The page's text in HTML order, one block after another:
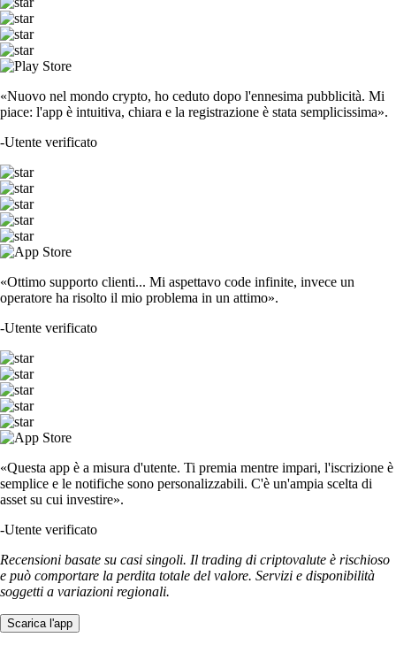
«Nuovo nel mondo crypto, ho ceduto dopo l'ennesima pubblicità. Mi
piace: l'app è intuitiva, chiara e la registrazione è stata semplicissima».
-Utente verificato
«Ottimo supporto clienti... Mi aspettavo code infinite, invece un
operatore ha risolto il mio problema in un attimo».
-Utente verificato
«Questa app è a misura d'utente. Ti premia mentre impari, l'iscrizione è
semplice e le notifiche sono personalizzabili. C'è un'ampia scelta di
asset su cui investire».
-Utente verificato
Recensioni basate su casi singoli. Il trading di criptovalute è rischioso
e può comportare la perdita totale del valore. Servizi e disponibilità
soggetti a variazioni regionali.
Scarica l'app